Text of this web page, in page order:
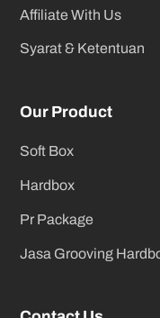
Affiliate With Us
Syarat & Ketentuan
Our Product
Soft Box
Hardbox
Pr Package
Jasa Grooving